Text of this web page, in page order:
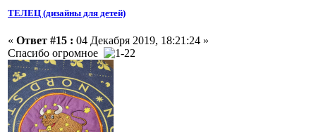
ТЕЛЕЦ (дизайны для детей)
« Ответ #15 : 04 Декабря 2019, 18:21:24 »
Спасибо огромное